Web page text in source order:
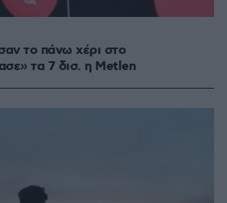
το πάνω χέρι στο
τα 7 δισ. η Metlen